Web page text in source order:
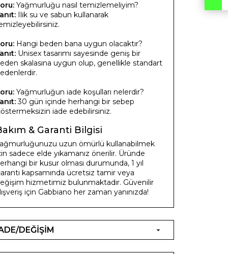
Yağmurluğu nasıl temizlemeliyim?
Ilık su ve sabun kullanarak
Hangi beden bana uygun olacaktır?
Unisex tasarımı sayesinde geniş bir
skalasına uygun olup, genellikle standart
Yağmurluğun iade koşulları nelerdir?
30 gün içinde herhangi bir sebep
iade edebilirsiniz.
& Garanti Bilgisi
uzun ömürlü kullanabilmek
sadece elde yıkamanız önerilir. Üründe
bir kusur olması durumunda, 1 yıl
kapsamında ücretsiz tamir veya
hizmetimiz bulunmaktadır. Güvenilir
için Gabbiano her zaman yanınızda!
DEĞİŞİM